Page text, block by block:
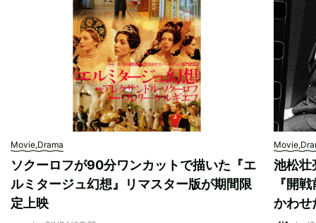
Movie,Drama
ソクーロフが90分ワンカットで描いた『エ
ルミタージュ幻想』リマスター版が期間限
定上映
池松壮
『開
かわせ